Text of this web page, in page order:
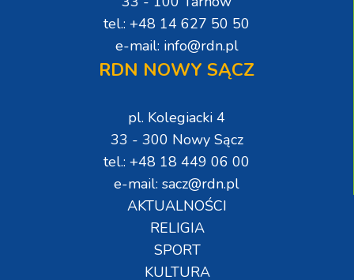
tel.: +48 14 627 50 50
e-mail: info@rdn.pl
RDN NOWY SĄCZ
pl. Kolegiacki 4
33 - 300 Nowy Sącz
tel.: +48 18 449 06 00
e-mail: sacz@rdn.pl
AKTUALNOŚCI
RELIGIA
SPORT
KULTURA